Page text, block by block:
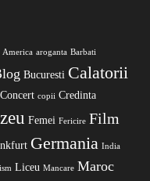
America aroganta Barbati
Bucuresti Calatorii
Concert copii Credinta
Femei Fericire Film
Germania India
Liceu Mancare Maroc